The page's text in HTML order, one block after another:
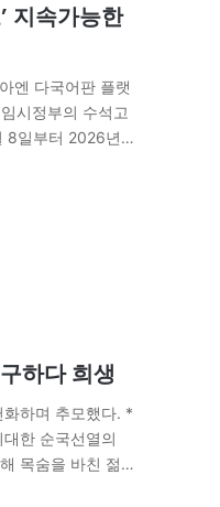
지속가능한
엔 다국어판 플랫
시정부의 수석고
8일부터 2026년 2
하다 희생
하며 추모했다. *
한 순국선열의
목숨을 바친 젊